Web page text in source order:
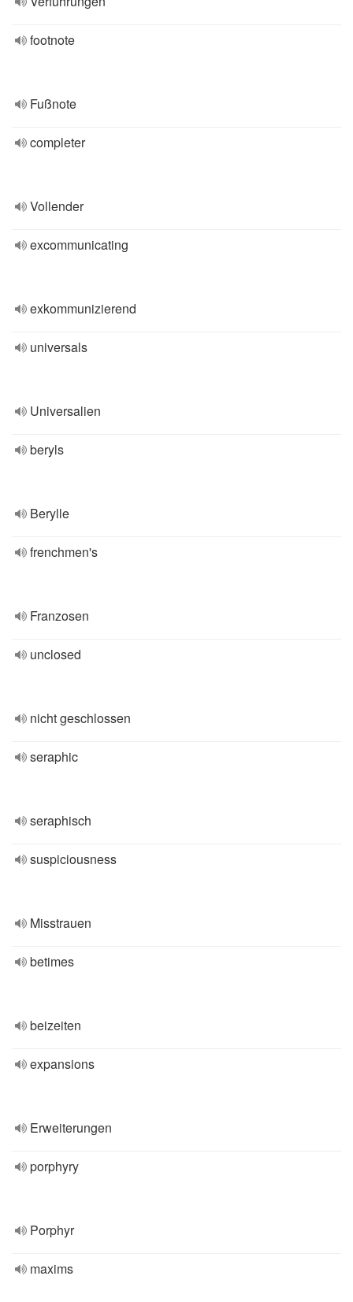
footnote
Fußnote
completer
Vollender
excommunicating
exkommunizierend
universals
Universalien
beryls
Berylle
frenchmen's
Franzosen
unclosed
nicht geschlossen
seraphic
seraphisch
suspiciousness
Misstrauen
betimes
beizeiten
expansions
Erweiterungen
porphyry
Porphyr
maxims